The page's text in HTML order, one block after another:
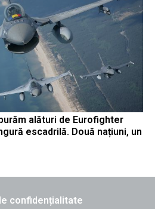
alături de Eurofighter
escadrilă. Două națiuni, un
confidențialitate